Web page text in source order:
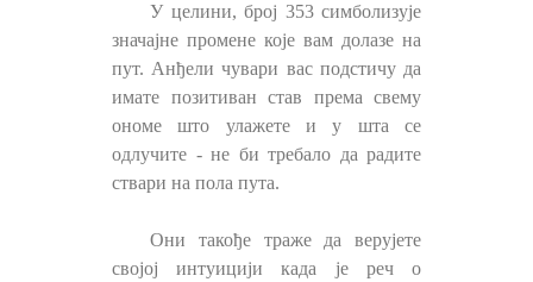
У целини, број 353 симболизује
значајне промене које вам долазе на
пут. Анђели чувари вас подстичу да
имате позитиван став према свему
ономе што улажете и у шта се
одлучите - не би требало да радите
ствари на пола пута.
Они такође траже да верујете
својој интуицији када је реч о